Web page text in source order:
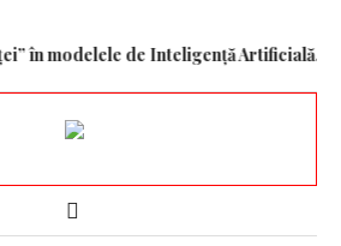
de Inteligență Artificială.